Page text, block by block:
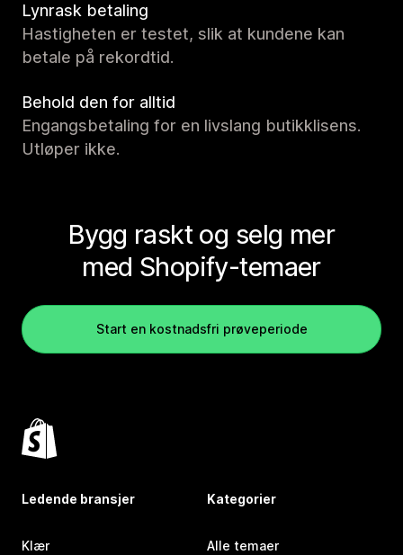
Lynrask betaling
Hastigheten er testet, slik at kundene kan
betale på rekordtid.
Behold den for alltid
Engangsbetaling for en livslang butikklisens.
Utløper ikke.
Bygg raskt og selg mer
med Shopify-temaer
Start en kostnadsfri prøveperiode
Ledende bransjer
Klær
Kategorier
Alle temaer